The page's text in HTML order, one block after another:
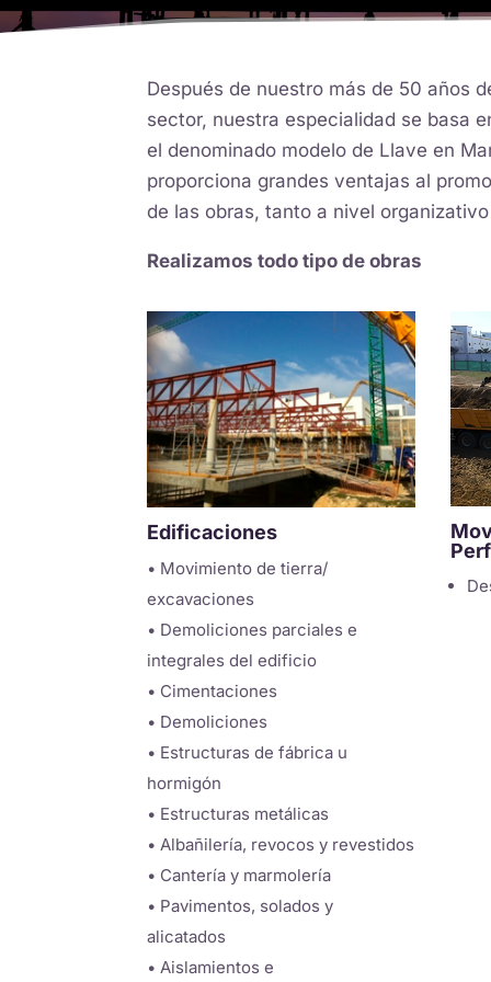
Después de nuestro más de 50 años
sector, nuestra especialidad se basa
el denominado modelo de Llave en
proporciona grandes ventajas al
de las obras, tanto a nivel
Realizamos todo tipo de obras
Edificaciones
• Movimiento de tierra/
excavaciones
• Demoliciones parciales e
integrales del edificio
• Cimentaciones
• Demoliciones
• Estructuras de fábrica u
hormigón
• Estructuras metálicas
• Albañilería, revocos y revestidos
• Cantería y marmolería
• Pavimentos, solados y
alicatados
• Aislamientos e